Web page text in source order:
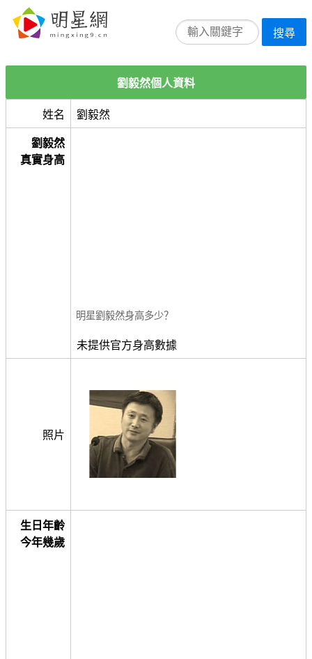
搜尋
劉毅然個人資料
姓名 劉毅然
劉毅然
真實身高
明星劉毅然身高多少？
未提供官方身高數據
照片
生日年齡
今年幾歲